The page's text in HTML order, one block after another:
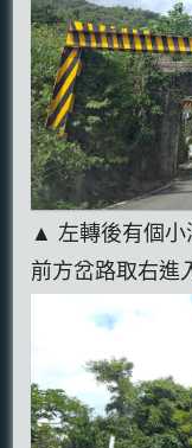
▲ 左轉後有個小
前方岔路取右進